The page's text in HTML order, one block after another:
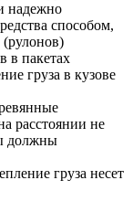
надежно
способом,
в пакетах
груза в кузове
расстоянии не
должны
груза несет